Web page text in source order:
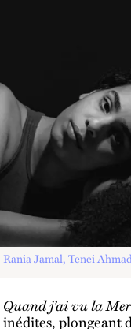
Rania Jamal, Tenei
Quand j’ai vu la Mer
inédites, plongeant